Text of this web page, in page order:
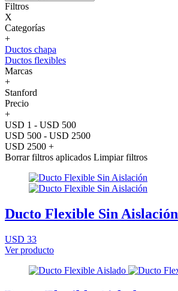
Filtros
X
Categorías
+
Ductos chapa
Ductos flexibles
Marcas
+
Stanford
Precio
+
USD 1 - USD 500
USD 500 - USD 2500
USD 2500 +
Borrar filtros aplicados Limpiar filtros
Ducto Flexible Sin Aislación
USD 33
Ver producto